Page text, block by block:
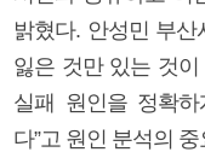
밝혔다. 안성민 부산
잃은 것만 있는 것이
실패 원인을 정확
다”고 원인 분석의